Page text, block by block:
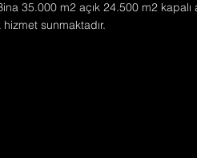
35.000 m2 açık 24.500 m2
hizmet sunmaktadır.